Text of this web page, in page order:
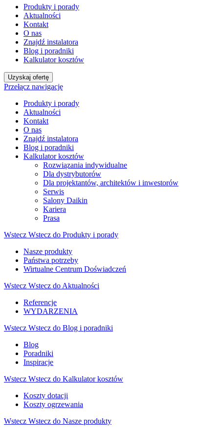
Produkty i porady
Aktualności
Kontakt
O nas
Znajdź instalatora
Blog i poradniki
Kalkulator kosztów
Uzyskaj ofertę
Przełącz nawigację
Produkty i porady
Aktualności
Kontakt
O nas
Znajdź instalatora
Blog i poradniki
Kalkulator kosztów
Rozwiązania indywidualne
Dla dystrybutorów
Dla projektantów, architektów i inwestorów
Serwis
Salony Daikin
Kariera
Prasa
Wstecz Wstecz do Produkty i porady
Nasze produkty
Państwa potrzeby
Wirtualne Centrum Doświadczeń
Wstecz Wstecz do Aktualności
Referencje
WYDARZENIA
Wstecz Wstecz do Blog i poradniki
Blog
Poradniki
Inspiracje
Wstecz Wstecz do Kalkulator kosztów
Koszty dotacji
Koszty ogrzewania
Wstecz Wstecz do Nasze produkty